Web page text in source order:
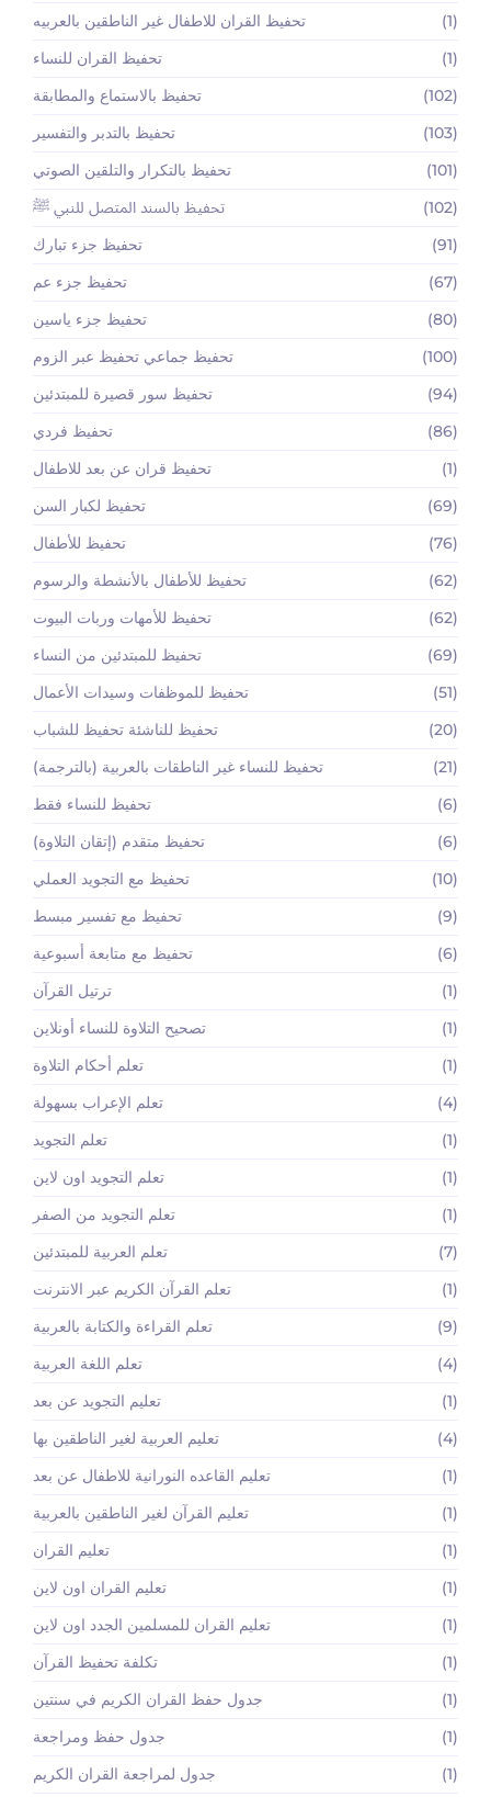
تحفيظ القران للاطفال غير الناطقين بالعربيه
(1)
تحفيظ القران للنساء
(1)
تحفيظ بالاستماع والمطابقة
(102)
تحفيظ بالتدبر والتفسير
(103)
تحفيظ بالتكرار والتلقين الصوتي
(101)
تحفيظ بالسند المتصل للنبي ﷺ
(102)
تحفيظ جزء تبارك
(91)
تحفيظ جزء عم
(67)
تحفيظ جزء ياسين
(80)
تحفيظ جماعي تحفيظ عبر الزوم
(100)
تحفيظ سور قصيرة للمبتدئين
(94)
تحفيظ فردي
(86)
تحفيظ قران عن بعد للاطفال
(1)
تحفيظ لكبار السن
(69)
تحفيظ للأطفال
(76)
تحفيظ للأطفال بالأنشطة والرسوم
(62)
تحفيظ للأمهات وربات البيوت
(62)
تحفيظ للمبتدئين من النساء
(69)
تحفيظ للموظفات وسيدات الأعمال
(51)
تحفيظ للناشئة تحفيظ للشباب
(20)
تحفيظ للنساء غير الناطقات بالعربية (بالترجمة)
(21)
تحفيظ للنساء فقط
(6)
تحفيظ متقدم (إتقان التلاوة)
(6)
تحفيظ مع التجويد العملي
(10)
تحفيظ مع تفسير مبسط
(9)
تحفيظ مع متابعة أسبوعية
(6)
ترتيل القرآن
(1)
تصحيح التلاوة للنساء أونلاين
(1)
تعلم أحكام التلاوة
(1)
تعلم الإعراب بسهولة
(4)
تعلم التجويد
(1)
تعلم التجويد اون لاين
(1)
تعلم التجويد من الصفر
(1)
تعلم العربية للمبتدئين
(7)
تعلم القرآن الكريم عبر الانترنت
(1)
تعلم القراءة والكتابة بالعربية
(9)
تعلم اللغة العربية
(4)
تعليم التجويد عن بعد
(1)
تعليم العربية لغير الناطقين بها
(4)
تعليم القاعده النورانية للاطفال عن بعد
(1)
تعليم القرآن لغير الناطقين بالعربية
(1)
تعليم القران
(1)
تعليم القران اون لاين
(1)
تعليم القران للمسلمين الجدد اون لاين
(1)
تكلفة تحفيظ القرآن
(1)
جدول حفظ القران الكريم في سنتين
(1)
جدول حفظ ومراجعة
(1)
جدول لمراجعة القران الكريم
(1)